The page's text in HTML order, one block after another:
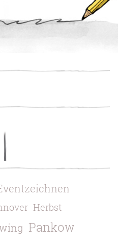
Herbst
Pankow